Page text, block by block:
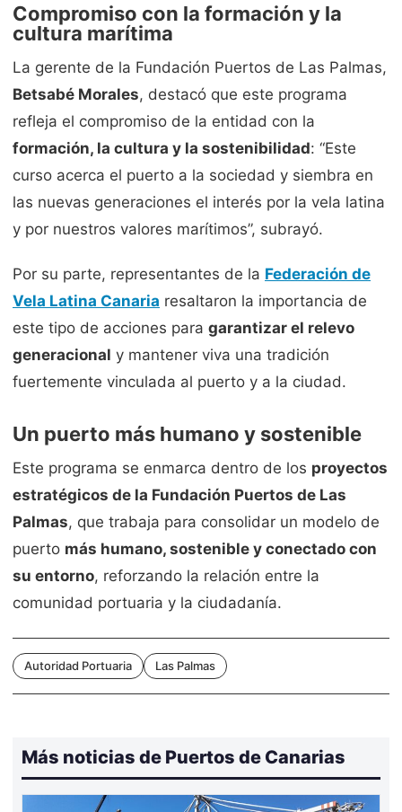
Compromiso con la formación y la
cultura marítima
La gerente de la Fundación Puertos de Las Palmas,
Betsabé Morales, destacó que este programa
refleja el compromiso de la entidad con la
formación, la cultura y la sostenibilidad: “Este
curso acerca el puerto a la sociedad y siembra en
las nuevas generaciones el interés por la vela latina
y por nuestros valores marítimos”, subrayó.
Por su parte, representantes de la Federación de
Vela Latina Canaria resaltaron la importancia de
este tipo de acciones para garantizar el relevo
generacional y mantener viva una tradición
fuertemente vinculada al puerto y a la ciudad.
Un puerto más humano y sostenible
Este programa se enmarca dentro de los proyectos
estratégicos de la Fundación Puertos de Las
Palmas, que trabaja para consolidar un modelo de
puerto más humano, sostenible y conectado con
su entorno, reforzando la relación entre la
comunidad portuaria y la ciudadanía.
Autoridad Portuaria Las Palmas
Más noticias de Puertos de Canarias